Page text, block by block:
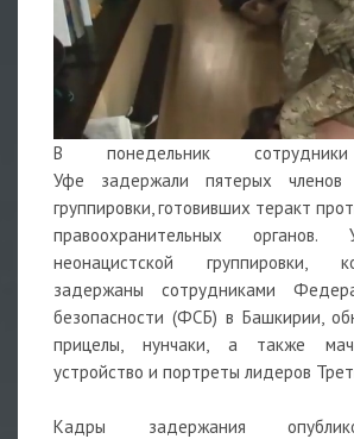
В понедельник
Уфе задержали пятерых членов
группировки, готовивших теракт
правоохранительных органов.
неонацистской группировки,
задержаны сотрудниками
безопасности (ФСБ) в Башкирии,
прицелы, нунчаки, а также
устройство и портреты лидеров
Кадры задержания